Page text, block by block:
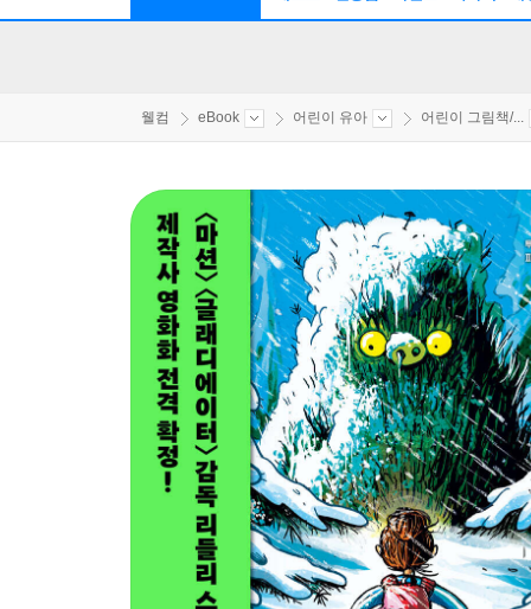
웰컴 eBook 어린이 유아 어린이 그림책/...